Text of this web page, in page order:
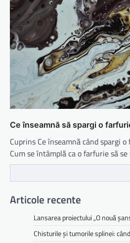
Ce înseamnă să spargi o
Cuprins Ce înseamnă când spargi
Cum se întâmplă ca o farfurie să
Articole recente
Lansarea proiectului „O nouă
Chisturile și tumorile splinei: